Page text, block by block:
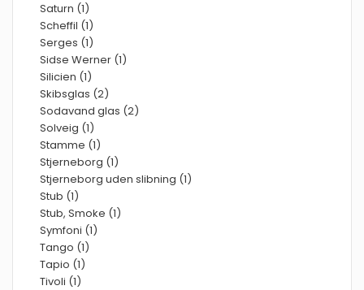
Saturn (1)
Scheffil (1)
Serges (1)
Sidse Werner (1)
Silicien (1)
Skibsglas (2)
Sodavand glas (2)
Solveig (1)
Stamme (1)
Stjerneborg (1)
Stjerneborg uden slibning (1)
Stub (1)
Stub, Smoke (1)
Symfoni (1)
Tango (1)
Tapio (1)
Tivoli (1)